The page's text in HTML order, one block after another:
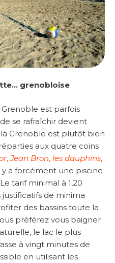
grenobloise
est parfois
se rafraîchir devient
Grenoble est plutôt bien
aux quatre coins
,Jean Bron, les dauphins,
y a forcément une piscine
tarif minimal à 1,20
de minima
des bassins toute la
préférez vous baigner
le lac le plus
à vingt minutes de
en utilisant les